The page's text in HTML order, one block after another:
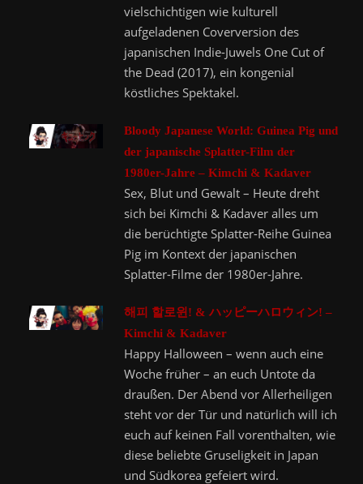
vielschichtigen wie kulturell
aufgeladenen Coverversion des
japanischen Indie-Juwels One Cut of
the Dead (2017), ein kongenial
köstliches Spektakel.
Bloody Japanese World: Guinea Pig und
der japanische Splatter-Film der
1980er-Jahre – Kimchi & Kadaver
Sex, Blut und Gewalt – Heute dreht
sich bei Kimchi & Kadaver alles um
die berüchtigte Splatter-Reihe Guinea
Pig im Kontext der japanischen
Splatter-Filme der 1980er-Jahre.
해피 할로윈! & ハッピーハロウィン! –
Kimchi & Kadaver
Happy Halloween – wenn auch eine
Woche früher – an euch Untote da
draußen. Der Abend vor Allerheiligen
steht vor der Tür und natürlich will ich
euch auf keinen Fall vorenthalten, wie
diese beliebte Gruseligkeit in Japan
und Südkorea gefeiert wird.